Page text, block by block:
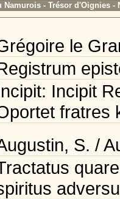
- Trésor d'Oignies -
le
Incipit
fratres
S. /